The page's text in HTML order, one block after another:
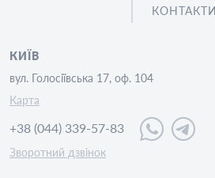
КОНТАКТИ
КИЇВ
вул. Голосіївська 17, оф. 104
Карта
+38 (044) 339-57-83
Зворотний дзвінок